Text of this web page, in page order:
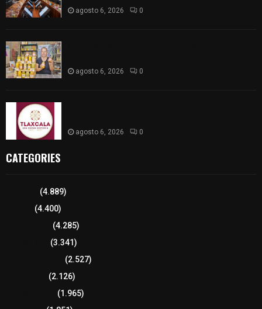
agosto 6, 2026 0
agosto 6, 2026 0
agosto 6, 2026 0
CATEGORIES
(4.889)
(4.400)
(4.285)
(3.341)
(2.527)
(2.126)
(1.965)